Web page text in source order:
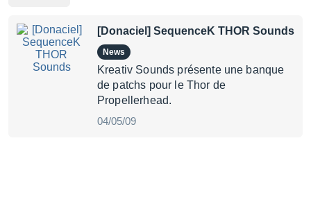
[Donaciel] SequenceK THOR Sounds
News
Kreativ Sounds présente une banque
de patchs pour le Thor de
Propellerhead.
04/05/09